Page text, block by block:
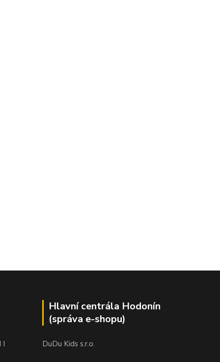
I
Hlavní centrála Hodonín
(správa e-shopu)
DuDu Kids s.r.o.